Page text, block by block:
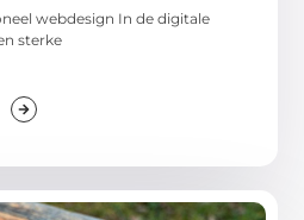
webdesign In de digitale
sterke